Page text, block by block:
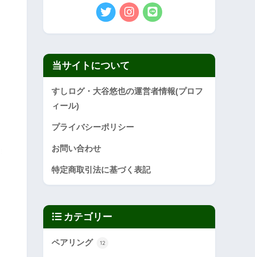
当サイトについて
すしログ・大谷悠也の運営者情報(プロフ
ィール)
プライバシーポリシー
お問い合わせ
特定商取引法に基づく表記
カテゴリー
ペアリング 12